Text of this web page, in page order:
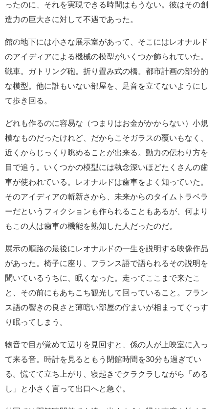
ったのに、それを実現できる時間はもうない。彼はその創
造力の巨大さに対して不遇であった。
館の地下には小さな展示室があって、そこにはレオナルド
のアイディアによる機械の模型がいくつか飾られていた。
戦車。ガトリング砲。折り畳み式の橋。都市計画の部分的
な模型。他に誰もいない部屋を、足音を立てないようにし
て歩き回る。
どれも作るのに容易な（つまりはお金がかからない）小規
模なものだったけれど、だからこそガラスの覆いもなく、
近くからじっくり眺めることが出来る。動力の伝わり方を
目で追う。いくつかの模型には執念深いほどたくさんの歯
車が使われている。レオナルドは歯車をよく知っていた。
そのアイディアの斬新さから、未来からのタイムトラベラ
ーだというフィクションも作られることもあるが、何より
もこの人は歯車の機能を熟知した人だったのだ。
展示の順路の最後にレオナルドの一生を説明する映像作品
があった。椅子に座り、フランス語で語られるその説明を
聞いているうちに、眠くなった。走ってここまで来たこ
と、その前にもあちこち観光して回っていること。フラン
ス語の響きの良さと薄暗い部屋の佇まいが相まってぐっす
り眠ってしまう。
物音で目が覚めて辺りを見回すと、係の人が上映室に入っ
て来る音。時計を見るともう閉館時間を30分も過ぎてい
る。慌てて立ち上がり、寝起きでクラクラしながら「める
し」と小さく言って出口へと急ぐ。